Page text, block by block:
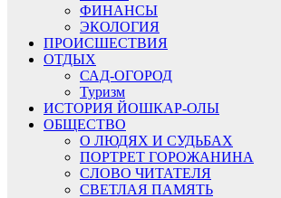
ФИНАНСЫ
ЭКОЛОГИЯ
ПРОИСШЕСТВИЯ
ОТДЫХ
САД-ОГОРОД
Туризм
ИСТОРИЯ ЙОШКАР-ОЛЫ
ОБЩЕСТВО
О ЛЮДЯХ И СУДЬБАХ
ПОРТРЕТ ГОРОЖАНИНА
СЛОВО ЧИТАТЕЛЯ
СВЕТЛАЯ ПАМЯТЬ